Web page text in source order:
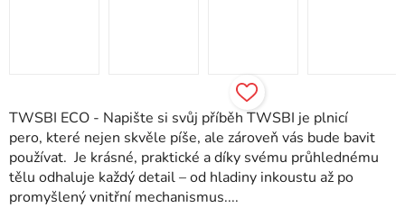
TWSBI ECO - Napište si svůj příběh TWSBI je plnicí
pero, které nejen skvěle píše, ale zároveň vás bude bavit
používat. Je krásné, praktické a díky svému průhlednému
tělu odhaluje každý detail – od hladiny inkoustu až po
promyšlený vnitřní mechanismus....